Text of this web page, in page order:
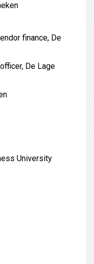
finance, De
De Lage
University